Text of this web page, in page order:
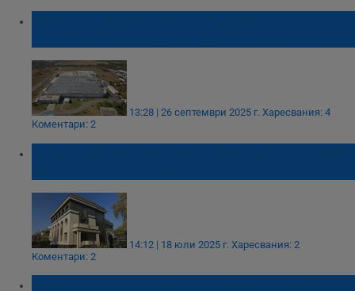
13:28 | 26 септември 2025 г. Харесвания: 4
Коментари: 2
14:12 | 18 юли 2025 г. Харесвания: 2
Коментари: 2